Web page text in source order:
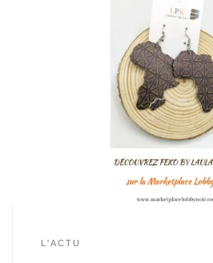
L'ACTU